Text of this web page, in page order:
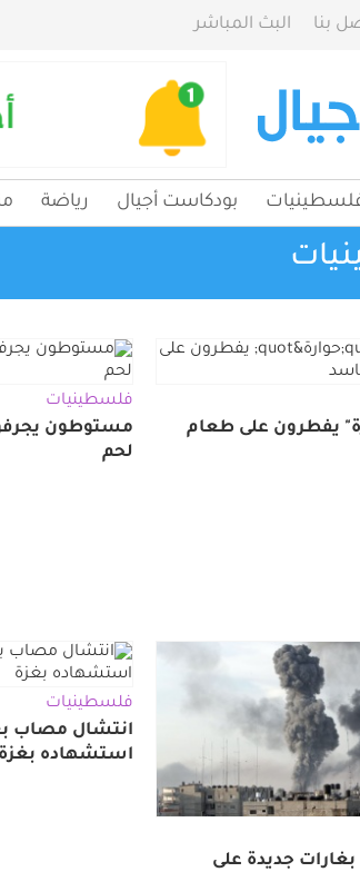
بنا البث المباشر
بودكاست أجيال رياضة
يفطرون على طعام
فلسطينيات
مستوطون
لحم
جديدة على
فلسطينيات
انتشال مصاب
استشهاده بغزة